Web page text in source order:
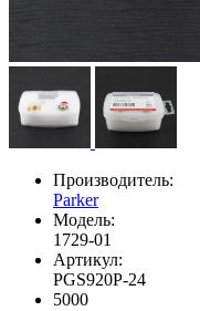
Производитель:
Parker
Модель:
1729-01
Артикул:
PGS920P-24
5000